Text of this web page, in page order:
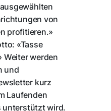
von
profitieren.»
«Tasse
Weiter werden
und
kurz
Laufenden
unterstützt wird.